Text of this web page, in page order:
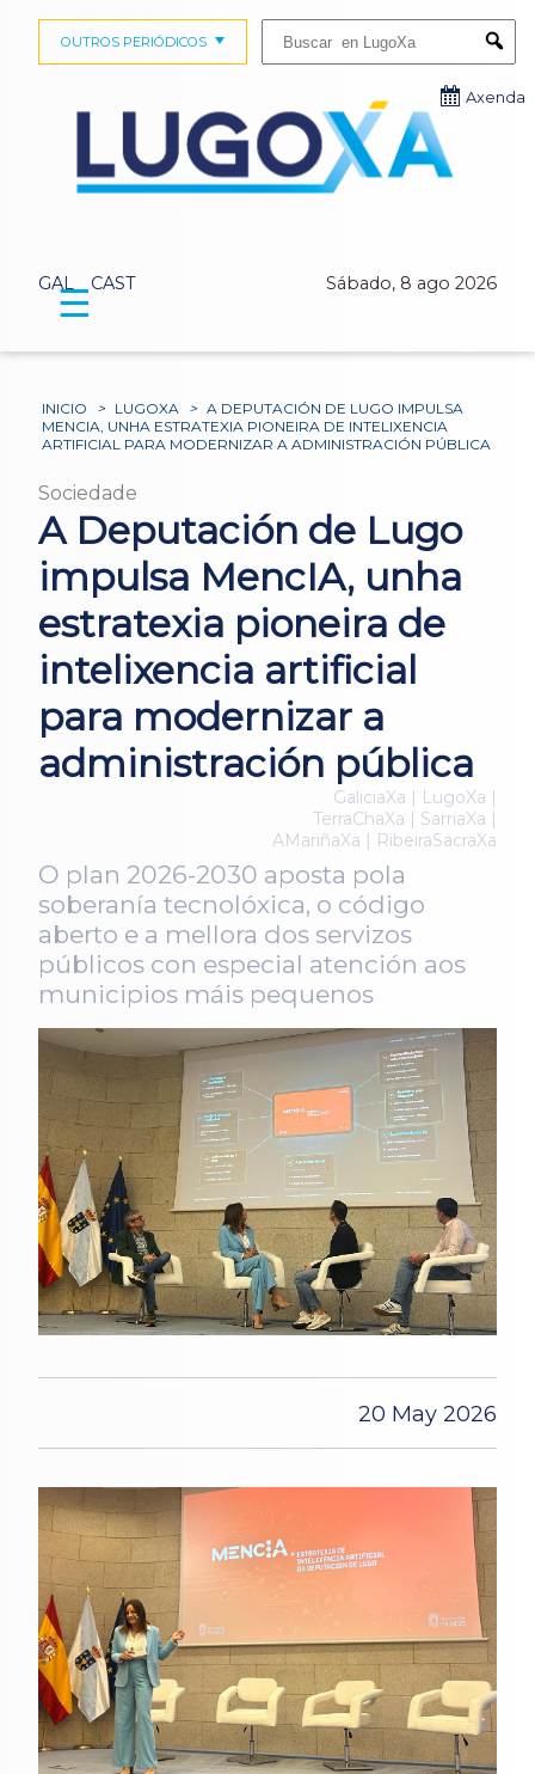
GAL CAST Sábado, 8 ago 2026
OUTROS PERIÓDICOS
Axenda
☰
INICIO > LUGOXA > A DEPUTACIÓN DE LUGO IMPULSA
MENCIA, UNHA ESTRATEXIA PIONEIRA DE INTELIXENCIA
ARTIFICIAL PARA MODERNIZAR A ADMINISTRACIÓN PÚBLICA
Sociedade
A Deputación de Lugo
impulsa MencIA, unha
estratexia pioneira de
intelixencia artificial
para modernizar a
administración pública
GaliciaXa | LugoXa |
TerraChaXa | SarriaXa |
AMariñaXa | RibeiraSacraXa
O plan 2026-2030 aposta pola
soberanía tecnolóxica, o código
aberto e a mellora dos servizos
públicos con especial atención aos
municipios máis pequenos
20 May 2026